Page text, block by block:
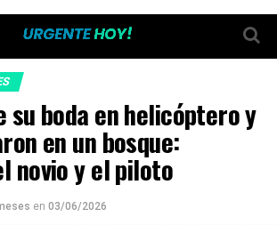
su boda en helicóptero y
en un bosque:
novio y el piloto
en 03/06/2026